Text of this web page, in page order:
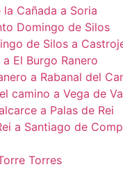
Cañada a Soria
Domingo de Silos
de Silos a
El Burgo Ranero
a Rabanal del
camino a Vega de
a Palas de Rei
a Santiago de
Torres